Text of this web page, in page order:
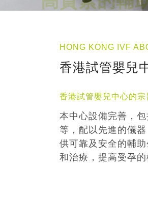
HONG KONG IVF
香港試管嬰兒
香港試管嬰兒中心的宗
本中心設備完善，
等，配以先進的儀
供可靠及安全的輔
和治療，提高受孕的